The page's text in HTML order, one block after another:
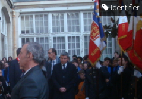
Identifier